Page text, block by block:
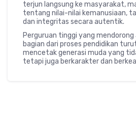
terjun langsung ke masyarakat,
tentang nilai-nilai kemanusiaan,
dan integritas secara autentik.
Perguruan tinggi yang
bagian dari proses pendidikan
mencetak generasi muda yang
tetapi juga berkarakter dan